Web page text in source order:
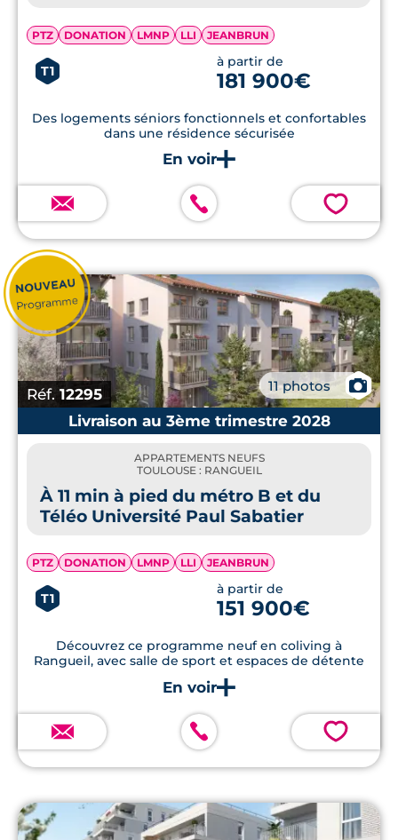
PTZ DONATION LMNP LLI JEANBRUN
T1
à partir de
181 900€
Des logements séniors fonctionnels et confortables
dans une résidence sécurisée
💗
Réf. 12295 11 photos
📷
Livraison au 3ème trimestre 2028
APPARTEMENTS NEUFS
TOULOUSE : RANGUEIL
À 11 min à pied du métro B et du
Téléo Université Paul Sabatier
PTZ DONATION LMNP LLI JEANBRUN
T1
à partir de
151 900€
Découvrez ce programme neuf en coliving à
Rangueil, avec salle de sport et espaces de détente
💗